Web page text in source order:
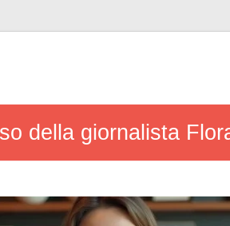
della giornalista